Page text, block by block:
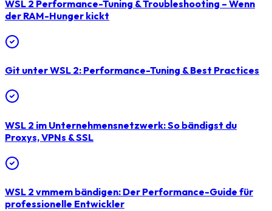
WSL 2 Performance-Tuning & Troubleshooting – Wenn
der RAM-Hunger kickt
Git unter WSL 2: Performance-Tuning & Best Practices
WSL 2 im Unternehmensnetzwerk: So bändigst du
Proxys, VPNs & SSL
WSL 2 vmmem bändigen: Der Performance-Guide für
professionelle Entwickler